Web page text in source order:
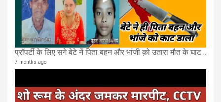
प्रॉपर्टी के लिए सगे बेटे नें पिता बहन और भांजी क़ो उतारा मौत के घाट, भाई पर भी हमला
7 months ago